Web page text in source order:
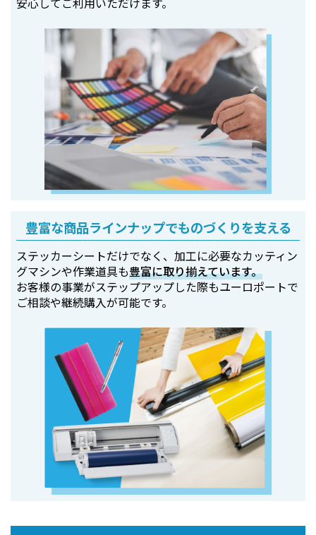
豊富な商品ラインナップでものづくりを支える
ステッカーシートだけでなく、加工に必要なカッティン
グマシンや作業道具も豊富に取り揃えています。
お客様の事業がステップアップした際もユーロポートで
ご相談や継続購入が可能です。